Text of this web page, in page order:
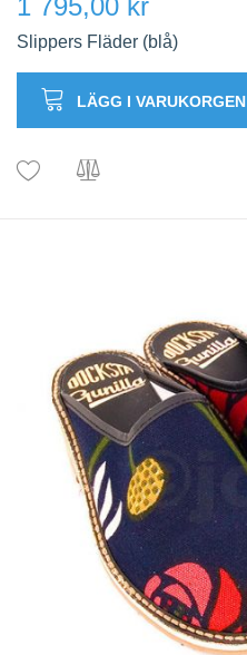
1 795,00 kr
Slippers Fläder (blå)
LÄGG I VARUKORGEN